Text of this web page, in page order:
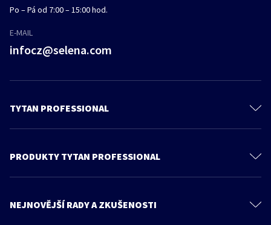
Po – Pá od 7:00 – 15:00 hod.
E-MAIL
infocz@selena.com
TYTAN PROFESSIONAL
Kontaktujte nás
Všeobecné obchodní podmínky
PRODUKTY TYTAN PROFESSIONAL
Pěnová lepidla
NEJNOVĚJŠÍ RADY A ZKUŠENOSTI